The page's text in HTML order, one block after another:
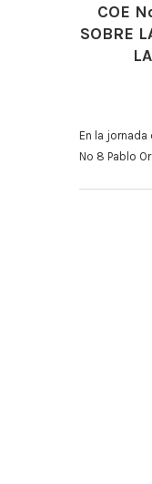
COE
SOBRE
En la jornada
Nº 8 Pablo